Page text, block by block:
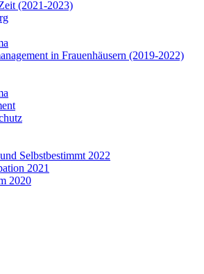
(2021-2023)
in Frauenhäusern (2019-2022)
Selbstbestimmt 2022
2021
2020